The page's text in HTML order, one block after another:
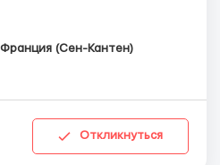
Франция (Сен-Кантен)
Откликнуться